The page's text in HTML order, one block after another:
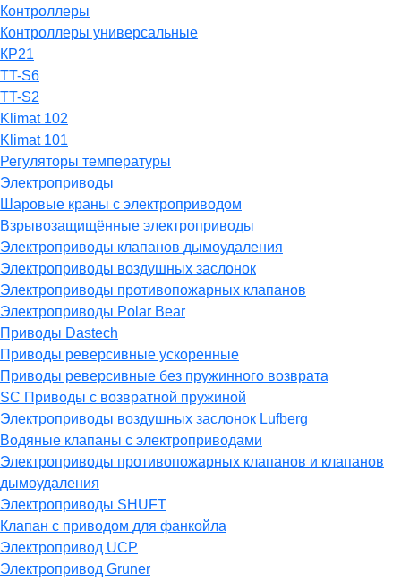
Контроллеры
Контроллеры универсальные
КР21
TT-S6
TT-S2
Klimat 102
Klimat 101
Регуляторы температуры
Электроприводы
Шаровые краны с электроприводом
Взрывозащищённые электроприводы
Электроприводы клапанов дымоудаления
Электроприводы воздушных заслонок
Электроприводы противопожарных клапанов
Электроприводы Polar Bear
Приводы Dastech
Приводы реверсивные ускоренные
Приводы реверсивные без пружинного возврата
SC Приводы с возвратной пружиной
Электроприводы воздушных заслонок Lufberg
Водяные клапаны с электроприводами
Электроприводы противопожарных клапанов и клапанов
дымоудаления
Электроприводы SHUFT
Клапан с приводом для фанкойла
Электропривод UCP
Электропривод Gruner